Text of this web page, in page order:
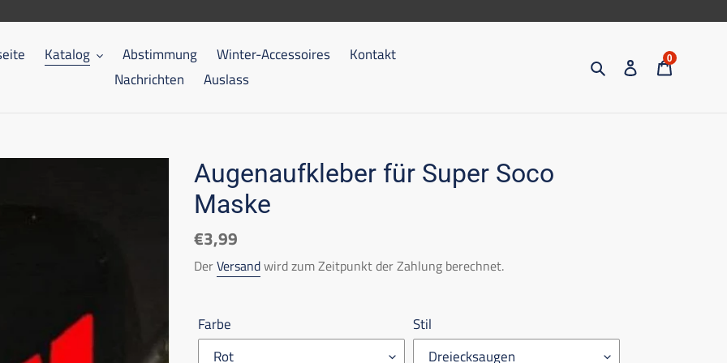
Katalog Abstimmung Winter-Accessoires
Kontakt
Nachrichten
Auslass
Suche EintragenTrolley
0
Augenaufkleber für Super Soco
Maske
Listenpreis
€3,99
DerVersandwird zum Zeitpunkt der Zahlung berechnet.
Farbe Stil